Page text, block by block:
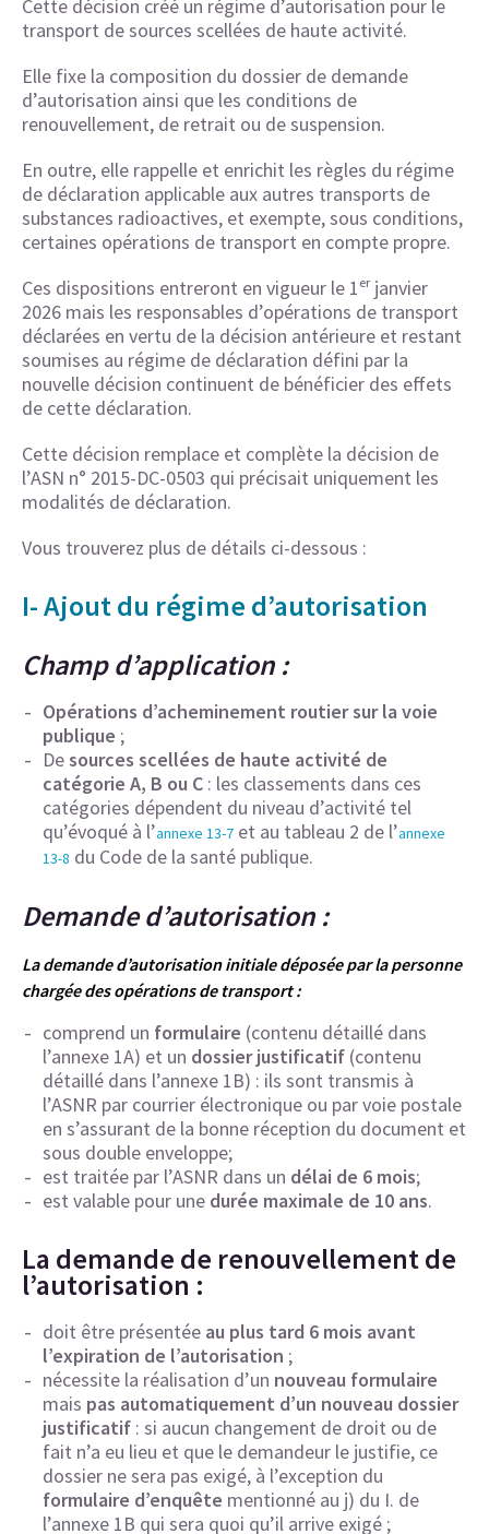
Cette décision créé un régime d’autorisation pour le
transport de sources scellées de haute activité.
Elle fixe la composition du dossier de demande
d’autorisation ainsi que les conditions de
renouvellement, de retrait ou de suspension.
En outre, elle rappelle et enrichit les règles du régime
de déclaration applicable aux autres transports de
substances radioactives, et exempte, sous conditions,
certaines opérations de transport en compte propre.
Ces dispositions entreront en vigueur le 1ᵉʳ janvier
2026 mais les responsables d’opérations de transport
déclarées en vertu de la décision antérieure et restant
soumises au régime de déclaration défini par la
nouvelle décision continuent de bénéficier des effets
de cette déclaration.
Cette décision remplace et complète la décision de
l’ASN n° 2015-DC-0503 qui précisait uniquement les
modalités de déclaration.
Vous trouverez plus de détails ci-dessous :
I- Ajout du régime d’autorisation
Champ d’application :
Opérations d’acheminement routier sur la voie
publique ;
Desources scellées de haute activité de
catégorie A, B ou C : les classements dans ces
catégories dépendent du niveau d’activité tel
qu’évoqué à l’annexe 13-7 et au tableau 2 de l’annexe
13-8 du Code de la santé publique.
Demande d’autorisation :
La demande d’autorisation initiale déposée par la personne
chargée des opérations de transport :
comprend un formulaire (contenu détaillé dans
l’annexe 1A) et un dossier justificatif (contenu
détaillé dans l’annexe 1B) : ils sont transmis à
l’ASNR par courrier électronique ou par voie postale
en s’assurant de la bonne réception du document et
sous double enveloppe;
est traitée par l’ASNR dans un délai de 6 mois;
est valable pour une durée maximale de 10 ans.
La demande de renouvellement de
l’autorisation :
doit être présentée au plus tard 6 mois avant
l’expiration de l’autorisation ;
nécessite la réalisation d’un nouveau formulaire
mais pas automatiquement d’un nouveau dossier
justificatif : si aucun changement de droit ou de
fait n’a eu lieu et que le demandeur le justifie, ce
dossier ne sera pas exigé, à l’exception du
formulaire d’enquête mentionné au j) du I. de
l’annexe 1B qui sera quoi qu’il arrive exigé ;